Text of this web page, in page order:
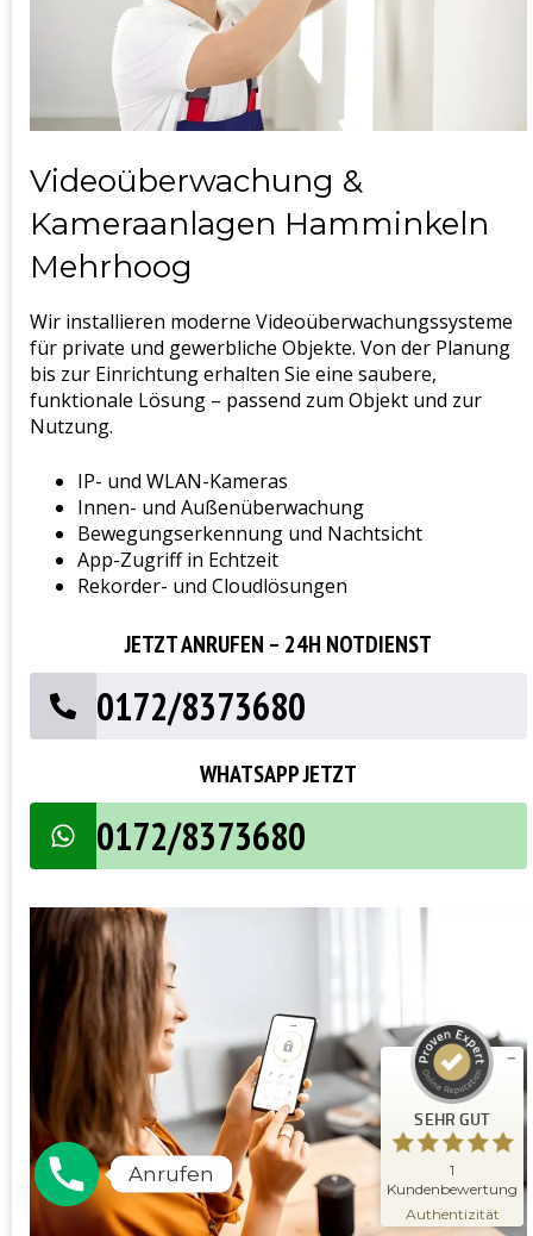
Videoüberwachung &
Kameraanlagen Hamminkeln
Mehrhoog
Wir installieren moderne Videoüberwachungssysteme
für private und gewerbliche Objekte. Von der Planung
bis zur Einrichtung erhalten Sie eine saubere,
funktionale Lösung – passend zum Objekt und zur
Nutzung.
IP- und WLAN-Kameras
Innen- und Außenüberwachung
Bewegungserkennung und Nachtsicht
App-Zugriff in Echtzeit
Rekorder- und Cloudlösungen
JETZT ANRUFEN – 24H NOTDIENST
0172/8373680
WHATSAPP JETZT
0172/8373680
Anrufen
SEHR GUT
1
Kundenbewertung
Authentizität
Kundenbewertungen und Erfahrungen zu
Empfehlungen auf
ProvenExpert.com
5,00
/
5,00
1
Bewertung auf ProvenExpert.com
Erfahren Sie mehr über dieses
Bewertungssiegel
09.11.2025
Profil ansehen